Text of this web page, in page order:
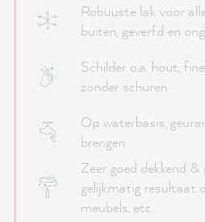
Robuuste lak voor
buiten, geverfd en
Schilder o.a. hout,
zonder schuren
Op waterbasis,
brengen
Zeer goed dekkend
gelijkmatig resultaat
meubels, etc.